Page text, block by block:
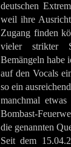
deutschen
weil ihre
Zugang finden
vieler strikter
Bemängeln habe
auf den Vocals
so ein
manchmal
Bombast-
die genannten
Seit dem